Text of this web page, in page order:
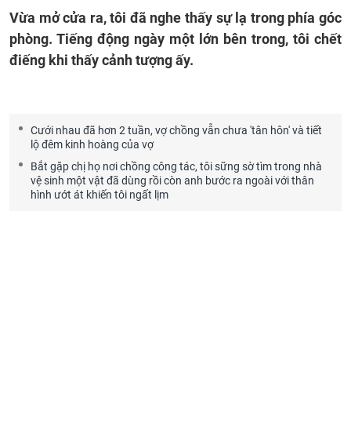
Vừa mở cửa ra, tôi đã nghe thấy sự lạ trong phía góc
phòng. Tiếng động ngày một lớn bên trong, tôi chết
điếng khi thấy cảnh tượng ấy.
Cưới nhau đã hơn 2 tuần, vợ chồng vẫn chưa 'tân hôn' và tiết
lộ đêm kinh hoàng của vợ
Bắt gặp chị họ nơi chồng công tác, tôi sững sờ tìm trong nhà
vệ sinh một vật đã dùng rồi còn anh bước ra ngoài với thân
hình ướt át khiến tôi ngất lịm